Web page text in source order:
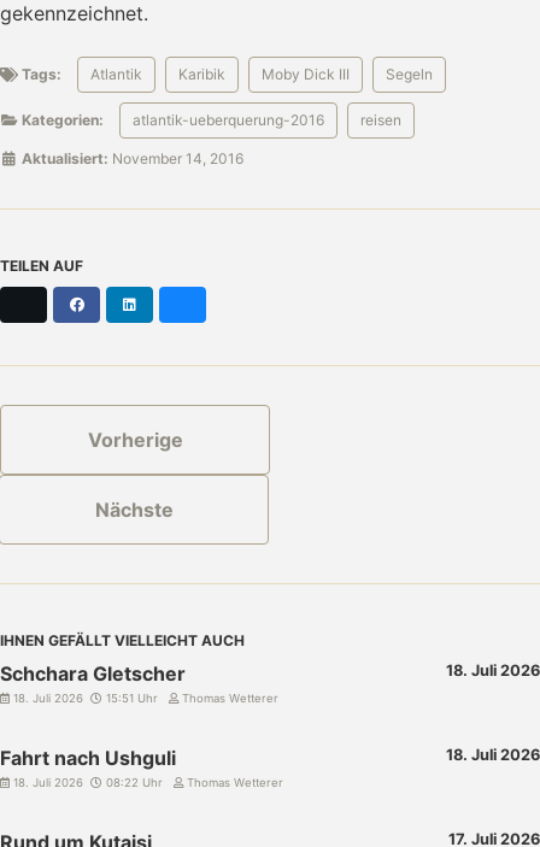
gekennzeichnet.
Tags: Atlantik Karibik Moby Dick III Segeln
Kategorien: atlantik-ueberquerung-2016 reisen
Aktualisiert: November 14, 2016
TEILEN AUF
Facebook
Vorherige
Nächste
IHNEN GEFÄLLT VIELLEICHT AUCH
Schchara Gletscher 18. Juli 2026
18. Juli 2026 15:51 Uhr Thomas Wetterer
Fahrt nach Ushguli 18. Juli 2026
18. Juli 2026 08:22 Uhr Thomas Wetterer
Rund um Kutaisi 17. Juli 2026